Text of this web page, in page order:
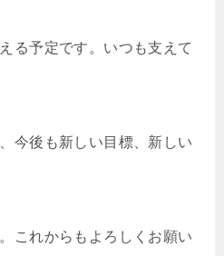
る予定です。いつも支えて
今後も新しい目標、新しい
これからもよろしくお願い